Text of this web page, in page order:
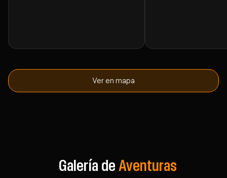
Ver en mapa
Galería deAventuras